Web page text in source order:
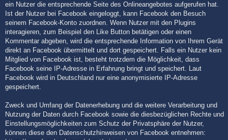
ein Nutzer die entsprechende Seite des Onlineangebotes aufgerufen hat.
Ist der Nutzer bei Facebook eingeloggt, kann Facebook den Besuch
seinem Facebook-Konto zuordnen. Wenn Nutzer mit den Plugins
interagieren, zum Beispiel den Like Button betätigen oder einen
Kommentar abgeben, wird die entsprechende Information von Ihrem Gerät
direkt an Facebook übermittelt und dort gespeichert. Falls ein Nutzer kein
Mitglied von Facebook ist, besteht trotzdem die Möglichkeit, dass
Facebook seine IP-Adresse in Erfahrung bringt und speichert. Laut
Facebook wird in Deutschland nur eine anonymisierte IP-Adresse
gespeichert.
Zweck und Umfang der Datenerhebung und die weitere Verarbeitung und
Nutzung der Daten durch Facebook sowie die diesbezüglichen Rechte und
Einstellungsmöglichkeiten zum Schutz der Privatsphäre der Nutzer,
können diese den Datenschutzhinweisen von Facebook entnehmen: